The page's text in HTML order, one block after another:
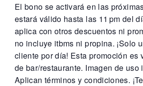
El bono se activará en las
estará válido hasta las 11 pm del
aplica con otros descuentos ni
no incluye itbms ni propina. ¡Solo
cliente por día! Esta promoción es
de bar/restaurante. Imagen de uso
Aplican términos y condiciones.